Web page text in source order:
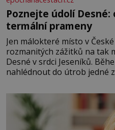
Poznejte údolí
termální prameny
Jen málokteré místo v
rozmanitých zážitků na tak
Desné v srdci Jeseníků.
nahlédnout do útrob jedné
se na koloběžce a den
Velkých Losinách nebo v